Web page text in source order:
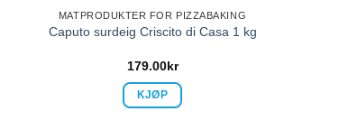
MATPRODUKTER FOR PIZZABAKING
Caputo surdeig Criscito di Casa 1 kg
179.00kr
KJØP